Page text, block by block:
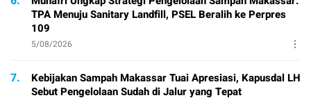
TPA Menuju Sanitary Landfill, PSEL Beralih ke Perpres
109
5/08/2026
7.
Kebijakan Sampah Makassar Tuai Apresiasi, Kapusdal LH
Sebut Pengelolaan Sudah di Jalur yang Tepat